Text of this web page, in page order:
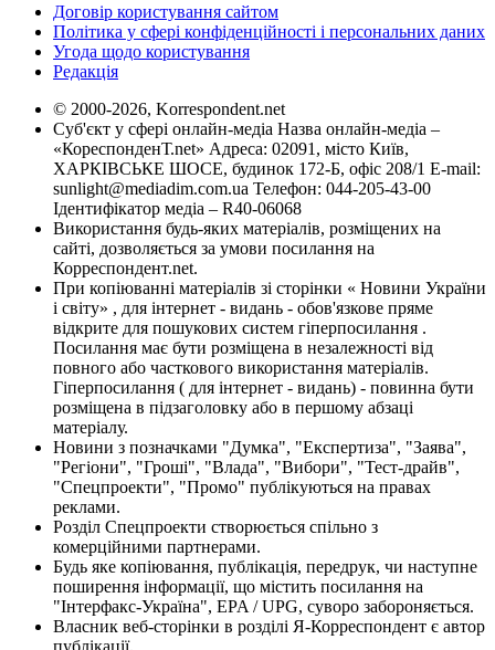
Договір користування сайтом
Політика у сфері конфіденційності і персональних даних
Угода щодо користування
Редакція
© 2000-2026, Korrespondent.net
Суб'єкт у сфері онлайн-медіа Назва онлайн-медіа –
«КореспонденТ.net» Адреса: 02091, місто Київ,
ХАРКІВСЬКЕ ШОСЕ, будинок 172-Б, офіс 208/1 E-mail:
sunlight@mediadim.com.ua Телефон: 044-205-43-00
Ідентифікатор медіа – R40-06068
Використання будь-яких матеріалів, розміщених на
сайті, дозволяється за умови посилання на
Корреспондент.net.
При копіюванні матеріалів зі сторінки « Новини України
і світу» , для інтернет - видань - обов'язкове пряме
відкрите для пошукових систем гіперпосилання .
Посилання має бути розміщена в незалежності від
повного або часткового використання матеріалів.
Гіперпосилання ( для інтернет - видань) - повинна бути
розміщена в підзаголовку або в першому абзаці
матеріалу.
Новини з позначками "Думка", "Експертиза", "Заява",
"Регіони", "Гроші", "Влада", "Вибори", "Тест-драйв",
"Спецпроекти", "Промо" публікуються на правах
реклами.
Розділ Спецпроекти створюється спільно з
комерційними партнерами.
Будь яке копіювання, публікація, передрук, чи наступне
поширення інформації, що містить посилання на
"Інтерфакс-Україна", EPA / UPG, суворо забороняється.
Власник веб-сторінки в розділі Я-Корреспондент є автор
публікації.